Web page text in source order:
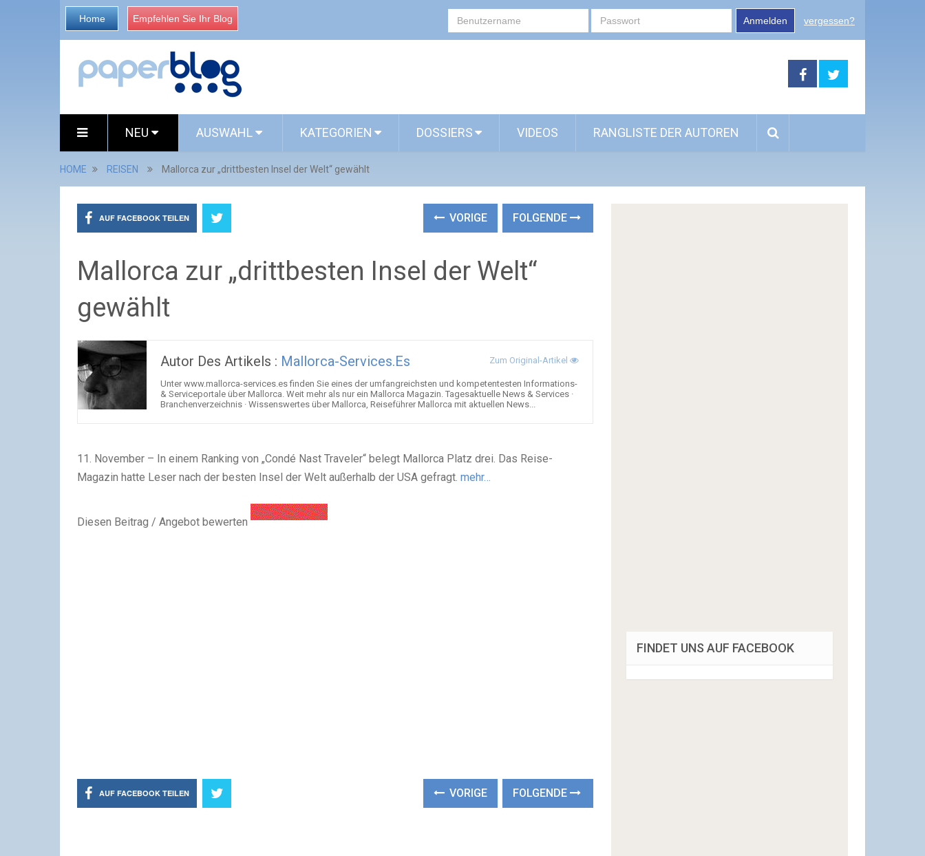
Home Empfehlen Sie Ihr Blog Anmelden vergessen?
NEU AUSWAHL KATEGORIEN DOSSIERS VIDEOS RANGLISTE DER AUTOREN
HOME REISEN Mallorca zur „drittbesten Insel der Welt“ gewählt
AUF FACEBOOK TEILEN VORIGE FOLGENDE
Mallorca zur „drittbesten Insel der Welt“
gewählt
Autor Des Artikels : Mallorca-Services.es Zum Original-Artikel
Unter www.mallorca-services.es finden Sie eines der umfangreichsten und kompetentesten Informations-
& Serviceportale über Mallorca. Weit mehr als nur ein Mallorca Magazin. Tagesaktuelle News & Services ·
Branchenverzeichnis · Wissenswertes über Mallorca, Reiseführer Mallorca mit aktuellen News...
11. November – In einem Ranking von „Condé Nast Traveler“ belegt Mallorca Platz drei. Das Reise-
Magazin hatte Leser nach der besten Insel der Welt außerhalb der USA gefragt. mehr…
Diesen Beitrag / Angebot bewerten
AUF FACEBOOK TEILEN VORIGE FOLGENDE
FINDET UNS AUF FACEBOOK